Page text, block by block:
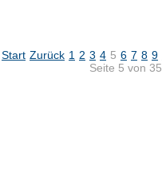
Start Zurück 1 2 3 4 5 6 7 8 9
Seite 5 von 35